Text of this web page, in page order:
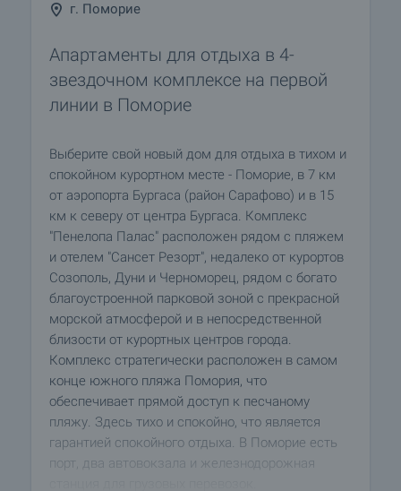
г. Поморие
Апартаменты для отдыха в 4-
звездочном комплексе на первой
линии в Поморие
Выберите свой новый дом для отдыха в тихом и
спокойном курортном месте - Поморие, в 7 км
от аэропорта Бургаса (район Сарафово) и в 15
км к северу от центра Бургаса. Комплекс
"Пенелопа Палас" расположен рядом с пляжем
и отелем "Сансет Резорт", недалеко от курортов
Созополь, Дуни и Черноморец, рядом с богато
благоустроенной парковой зоной с прекрасной
морской атмосферой и в непосредственной
близости от курортных центров города.
Комплекс стратегически расположен в самом
конце южного пляжа Помория, что
обеспечивает прямой доступ к песчаному
пляжу. Здесь тихо и спокойно, что является
гарантией спокойного отдыха. В Поморие есть
порт, два автовокзала и железнодорожная